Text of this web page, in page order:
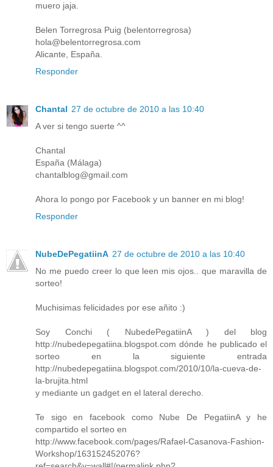
muero jaja.
Belen Torregrosa Puig (belentorregrosa)
hola@belentorregrosa.com
Alicante, España.
Responder
Chantal 27 de octubre de 2010 a las 10:40
A ver si tengo suerte ^^
Chantal
España (Málaga)
chantalblog@gmail.com
Ahora lo pongo por Facebook y un banner en mi blog!
Responder
NubeDePegatiinA 27 de octubre de 2010 a las 10:40
No me puedo creer lo que leen mis ojos.. que maravilla de
sorteo!
Muchisimas felicidades por ese añito :)
Soy Conchi ( NubedePegatiinA ) del blog
http://nubedepegatiina.blogspot.com dónde he publicado el
sorteo en la siguiente entrada
http://nubedepegatiina.blogspot.com/2010/10/la-cueva-de-
la-brujita.html
y mediante un gadget en el lateral derecho.
Te sigo en facebook como Nube De PegatiinA y he
compartido el sorteo en
http://www.facebook.com/pages/Rafael-Casanova-Fashion-
Workshop/163152452076?